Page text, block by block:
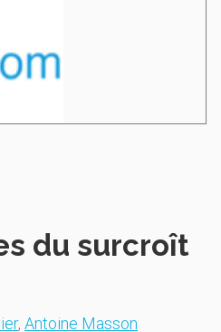
du surcroît
, Antoine Masson